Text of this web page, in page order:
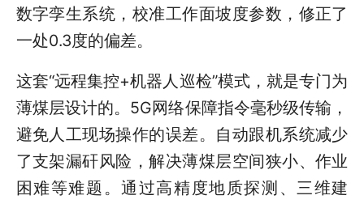
数字孪生系统，校准工作面坡度参数，修正了
一处0.3度的偏差。
这套“远程集控+机器人巡检”模式，就是专门为
薄煤层设计的。5G网络保障指令毫秒级传输，
避免人工现场操作的误差。自动跟机系统减少
了支架漏矸风险，解决薄煤层空间狭小、作业
困难等难题。通过高精度地质探测、三维建